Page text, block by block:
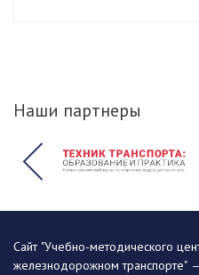
Наши партнеры
Сайт "Учебно-методического
железнодорожном транспорте"